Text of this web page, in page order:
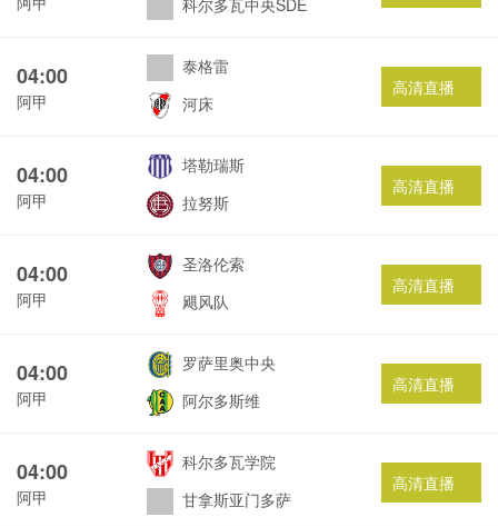
科尔多瓦中央SDE
04:00
阿甲
泰格雷
河床
高清直播
04:00
阿甲
塔勒瑞斯
拉努斯
高清直播
04:00
阿甲
圣洛伦索
飓风队
高清直播
04:00
阿甲
罗萨里奥中央
阿尔多斯维
高清直播
04:00
阿甲
科尔多瓦学院
甘拿斯亚门多萨
高清直播